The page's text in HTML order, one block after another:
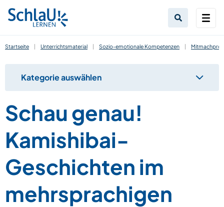
Startseite | Unterrichtsmaterial | Sozio-emotionale Kompetenzen |
Kategorie auswählen
Schau genau!
Kamishibai-
Geschichten im
mehrsprachigen